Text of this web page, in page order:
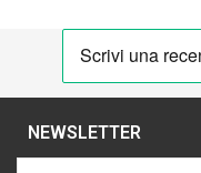
NEWSLETTER